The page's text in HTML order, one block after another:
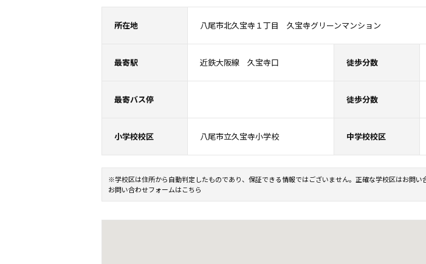
所在地 八尾市北久宝寺１丁目 久宝寺グリーンマンション
最寄駅 近鉄大阪線 久宝寺口 徒歩分数
最寄バス停 徒歩分数
小学校校区 八尾市立久宝寺小学校 中学校校区
※学校区は住所から自動判定したものであり、保証できる情報ではございません。正確な学校区はお問い
お問い合わせフォームはこちら